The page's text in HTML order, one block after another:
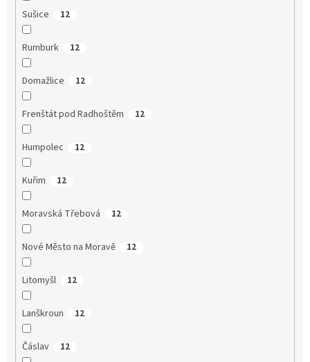
Sušice 12
Rumburk 12
Domažlice 12
Frenštát pod Radhoštěm 12
Humpolec 12
Kuřim 12
Moravská Třebová 12
Nové Město na Moravě 12
Litomyšl 12
Lanškroun 12
Čáslav 12